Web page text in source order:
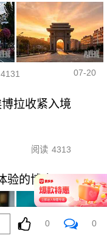
4131 07-20
拉收紧入境
阅读 4313
验的博弈
0 0